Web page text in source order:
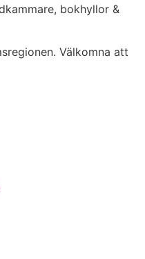
bokhyllor &
Välkomna att